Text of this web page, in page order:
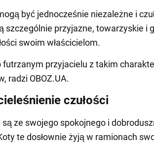
być jednocześnie niezależne i
szczególnie przyjazne, towarzyskie i
swoim właścicielom.
futrzanym przyjacielu z takim
radzi OBOZ.UA.
czułości
są ze swojego spokojnego i
te dosłownie żyją w ramionach